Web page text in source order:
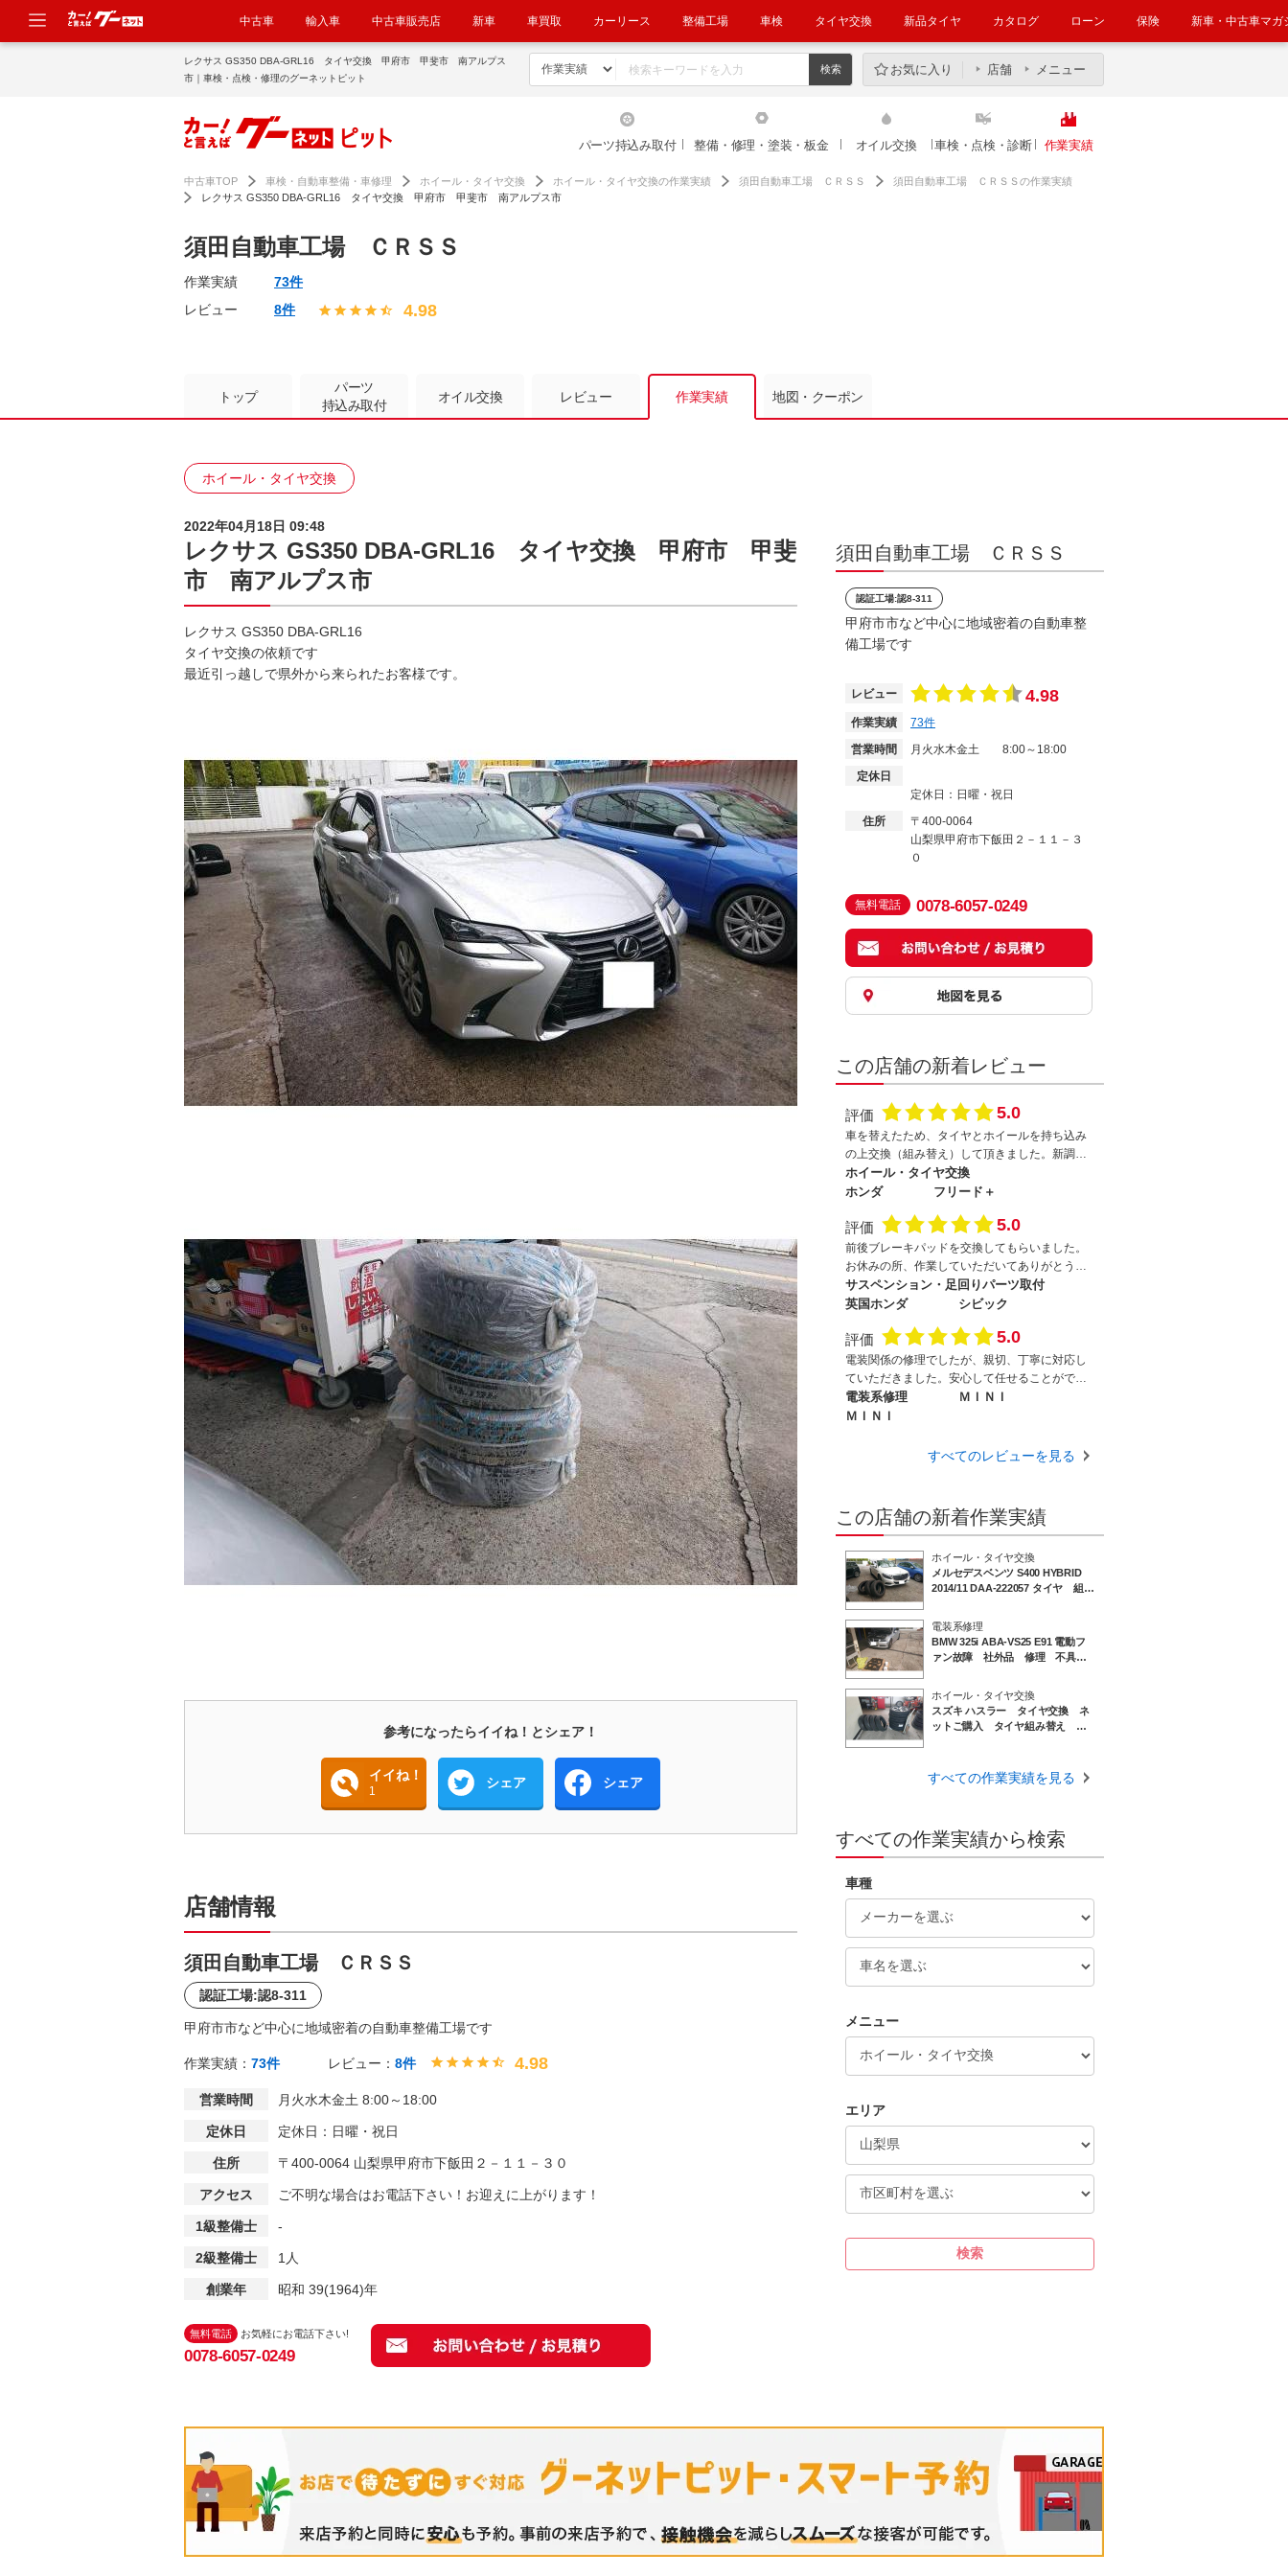
中古車 輸入車 中古車販売店 新車 車買取 カーリース 整備工場 車検 タイヤ交換 新品タイヤ カタログ ローン 保険 新車・中古車マガ
レクサス GS350 DBA-GRL16 タイヤ交換 甲府市 甲斐市 南アルプス
市｜車検・点検・修理のグーネットピット
お気に入り 店舗 メニュー
パーツ持込み取付 整備・修理・塗装・板金 オイル交換 車検・点検・診断 作業実績
中古車TOP 車検・自動車整備・車修理 ホイール・タイヤ交換 ホイール・タイヤ交換の作業実績 須田自動車工場 ＣＲＳＳ
須田自動車工場 ＣＲＳＳの作業実績
レクサス GS350 DBA-GRL16 タイヤ交換 甲府市 甲斐市 南アルプス市
須田自動車工場 ＣＲＳＳ
作業実績
73件
レビュー
8件 4.98
トップ
パーツ
持込み取付
オイル交換 レビュー 作業実績 地図・クーポン
ホイール・タイヤ交換
2022年04月18日 09:48
レクサス GS350 DBA-GRL16 タイヤ交換 甲府市 甲斐
市 南アルプス市
レクサス GS350 DBA-GRL16
タイヤ交換の依頼です
最近引っ越しで県外から来られたお客様です。
参考になったらイイね！とシェア！
イイね！
1
シェア シェア
店舗情報
須田自動車工場 ＣＲＳＳ
認証工場:認8-311
甲府市市など中心に地域密着の自動車整備工場です
作業実績： 73件 レビュー： 8件 4.98
営業時間 月火水木金土 8:00～18:00
定休日 定休日：日曜・祝日
住所 〒400-0064 山梨県甲府市下飯田２－１１－３０
アクセス ご不明な場合はお電話下さい！お迎えに上がります！
1級整備士 -
2級整備士 1人
創業年 昭和 39(1964)年
無料電話 お気軽にお電話下さい!
0078-6057-0249
須田自動車工場 ＣＲＳＳ
認証工場:認8-311
甲府市市など中心に地域密着の自動車整
備工場です
レビュー 4.98
作業実績 73件
営業時間
月火水木金土
8:00～18:00
定休日
定休日：日曜・祝日
住所
〒400-0064
山梨県甲府市下飯田２－１１－３
０
無料電話 0078-6057-0249
この店舗の新着レビュー
評価 5.0
車を替えたため、タイヤとホイールを持ち込み
の上交換（組み替え）して頂きました。新調し
たアルミホイールに夏タイヤ、既存の鉄ホイー
ルには早くもスタッドレスタイヤを履かせまし
て頂き有難うございました！
ホイール・タイヤ交換
ホンダ
フリード＋
評価 5.0
前後ブレーキパッドを交換してもらいました。
お休みの所、作業していただいてありがとうご
ざいました。また作業依頼したいと思います！
サスペンション・足回りパーツ取付
英国ホンダ
シビック
評価 5.0
電装関係の修理でしたが、親切、丁寧に対応し
ていただきました。安心して任せることができ
る自動車工場だと感じました。大変ありがとう
ございました。
電装系修理
ＭＩＮＩ
ＭＩＮＩ
すべてのレビューを見る
この店舗の新着作業実績
ホイール・タイヤ交換
メルセデスベンツ S400 HYBRID
2014/11 DAA-222057 タイヤ 組み
電装系修理
BMW 325i ABA-VS25 E91 電動フ
ァン故障 社外品 修理 不具
ホイール・タイヤ交換
スズキ ハスラー タイヤ交換 ネ
ットご購入 タイヤ組み替え ホ
すべての作業実績を見る
すべての作業実績から検索
車種
メニュー
エリア